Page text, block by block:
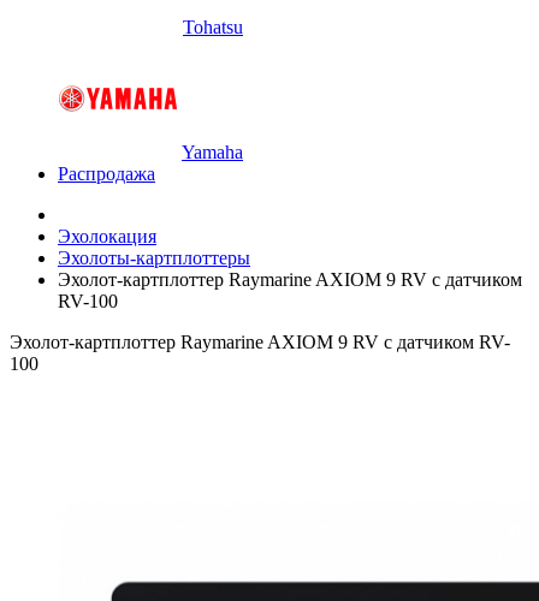
Tohatsu
Yamaha
Распродажа
Эхолокация
Эхолоты-картплоттеры
Эхолот-картплоттер Raymarine AXIOM 9 RV с датчиком
RV-100
Эхолот-картплоттер Raymarine AXIOM 9 RV с датчиком RV-
100